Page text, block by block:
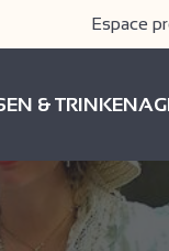
Espace
& TRINKEN